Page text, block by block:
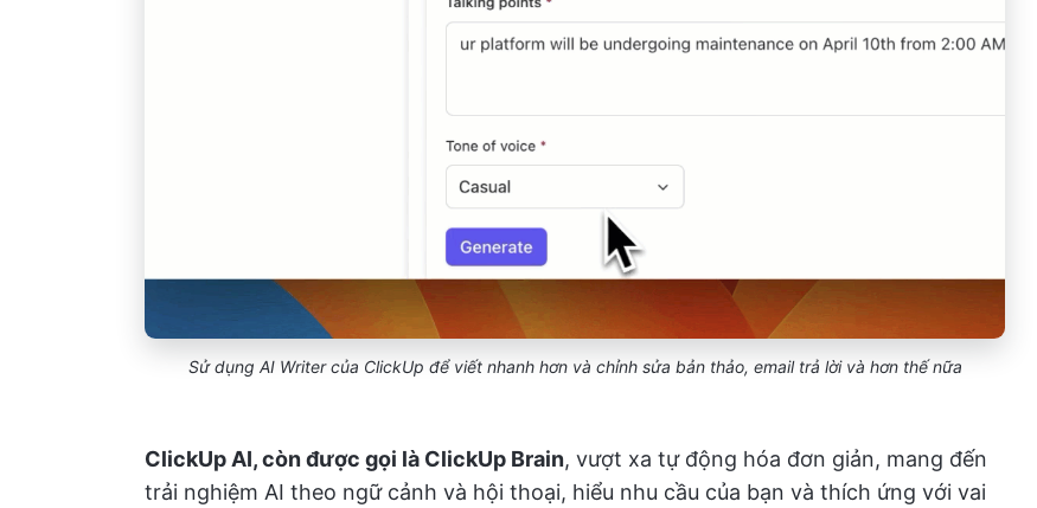
Sử dụng AI Writer của ClickUp để viết nhanh hơn và chỉnh sửa bản thảo, email trả lời và hơn thế nữa
ClickUp AI, còn được gọi là ClickUp Brain, vượt xa tự động hóa đơn giản, mang đến
trải nghiệm AI theo ngữ cảnh và hội thoại, hiểu nhu cầu của bạn và thích ứng với vai